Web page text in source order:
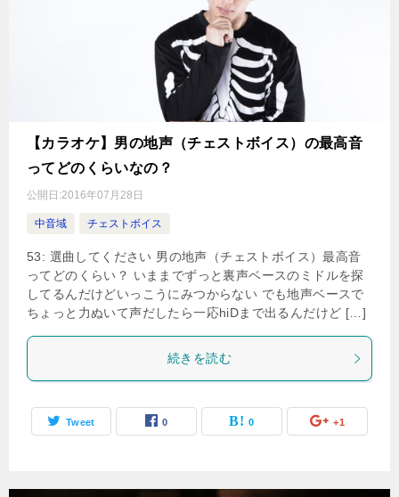
【カラオケ】男の地声（チェストボイス）の最高音
ってどのくらいなの？
公開日:2016年07月28日
中音域 チェストボイス
53: 選曲してください 男の地声（チェストボイス）最高音
ってどのくらい？ いままでずっと裏声ベースのミドルを探
してるんだけどいっこうにみつからない でも地声ベースで
ちょっと力ぬいて声だしたら一応hiDまで出るんだけど […]
続きを読む
Tweet 0 0 +1